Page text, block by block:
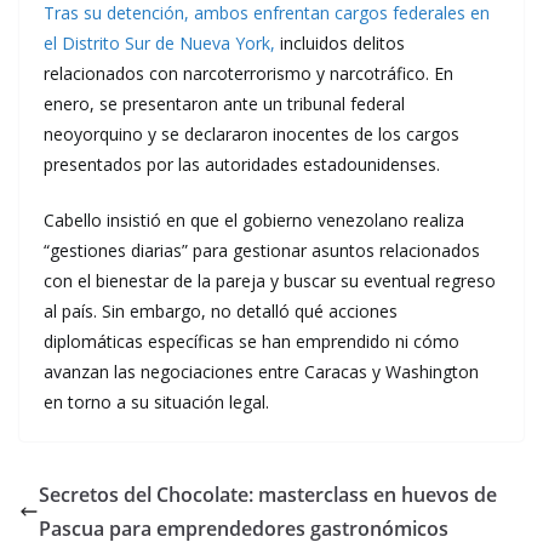
Tras su detención, ambos enfrentan cargos federales en
el Distrito Sur de Nueva York, incluidos delitos
relacionados con narcoterrorismo y narcotráfico. En
enero, se presentaron ante un tribunal federal
neoyorquino y se declararon inocentes de los cargos
presentados por las autoridades estadounidenses.
Cabello insistió en que el gobierno venezolano realiza
“gestiones diarias” para gestionar asuntos relacionados
con el bienestar de la pareja y buscar su eventual regreso
al país. Sin embargo, no detalló qué acciones
diplomáticas específicas se han emprendido ni cómo
avanzan las negociaciones entre Caracas y Washington
en torno a su situación legal.
Secretos del Chocolate: masterclass en huevos de
Pascua para emprendedores gastronómicos